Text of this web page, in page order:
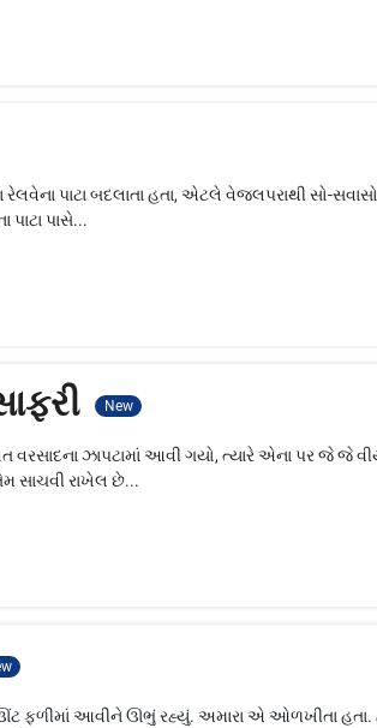
પાટા બદલાતા હતા, એટલે વેજલપરાથી સો-
પાસે...
New
ઝાપટામાં આવી ગયો, ત્યારે એના પર જે જે
સાચવી રાખેલ છે...
ઊંટ ફળીમાં આવીને ઊભું રહ્યું. અમારા એ ઓળખીતા